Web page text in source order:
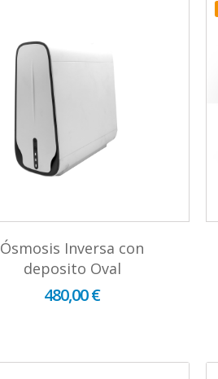
Ósmosis Inversa con
deposito Oval
480,00 €